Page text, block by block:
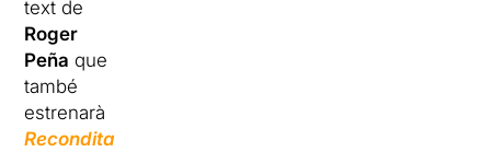
text de
Roger
Peña que
també
estrenarà
Recondita